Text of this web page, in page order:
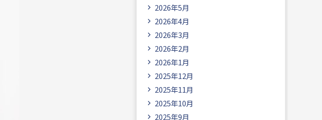
2026年5月
2026年4月
2026年3月
2026年2月
2026年1月
2025年12月
2025年11月
2025年10月
2025年9月